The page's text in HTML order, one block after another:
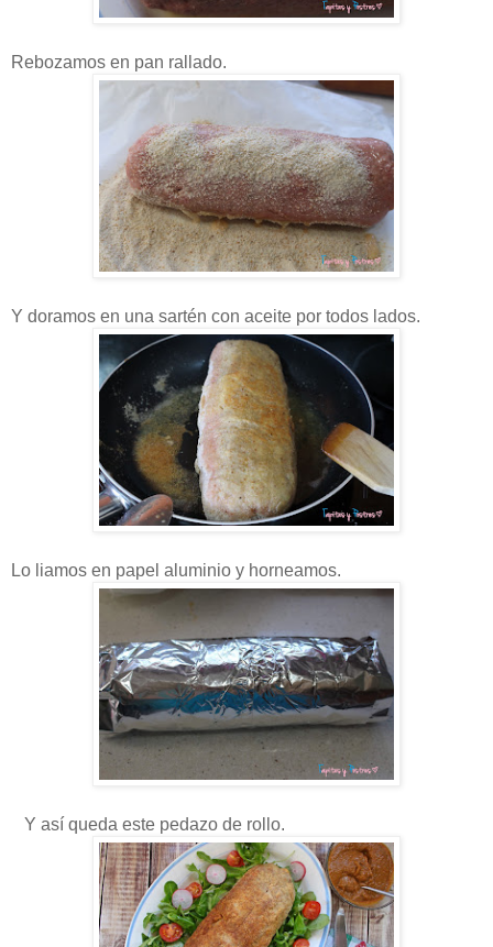
Rebozamos en pan rallado.
Y doramos en una sartén con aceite por todos lados.
Lo liamos en papel aluminio y horneamos.
Y así queda este pedazo de rollo.